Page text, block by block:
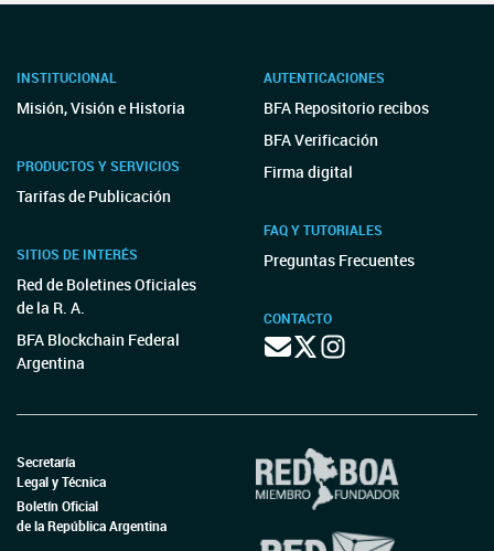
INSTITUCIONAL
Misión, Visión e Historia
PRODUCTOS Y SERVICIOS
Tarifas de Publicación
SITIOS DE INTERÉS
Red de Boletines Oficiales
de la R. A.
BFA Blockchain Federal
Argentina
AUTENTICACIONES
BFA Repositorio recibos
BFA Verificación
Firma digital
FAQ Y TUTORIALES
Preguntas Frecuentes
CONTACTO
Secretaría
Legal y Técnica
Boletín Oficial
de la República Argentina